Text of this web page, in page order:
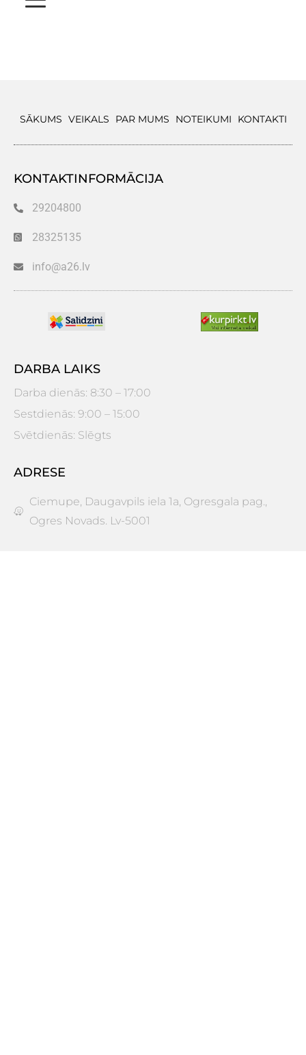
SĀKUMS VEIKALS PAR MUMS NOTEIKUMI KONTAKTI
KONTAKTINFORMĀCIJA
29204800
28325135
info@a26.lv
DARBA LAIKS
Darba dienās: 8:30 – 17:00
Sestdienās: 9:00 – 15:00
Svētdienās: Slēgts
ADRESE
Ciemupe, Daugavpils iela 1a, Ogresgala pag.,
Ogres Novads. Lv-5001